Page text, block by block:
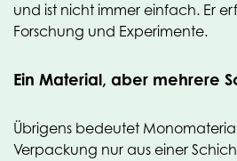
und ist nicht immer einfach. Er
Forschung und Experimente.
Ein Material, aber mehrere
Übrigens bedeutet
Verpackung nur aus einer